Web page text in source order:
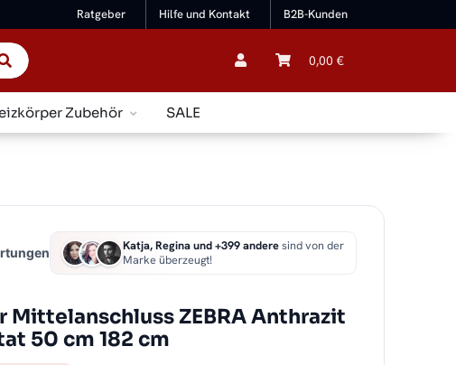
Ratgeber Hilfe und Kontakt B2B-Kunden
0,00 €
Zubehör SALE
Katja, Regina und +399 anderesind von der
Marke überzeugt!
Mittelanschluss ZEBRA Anthrazit
50 cm 182 cm